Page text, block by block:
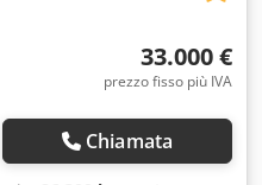
33.000 €
prezzo fisso più IVA
Chiamata